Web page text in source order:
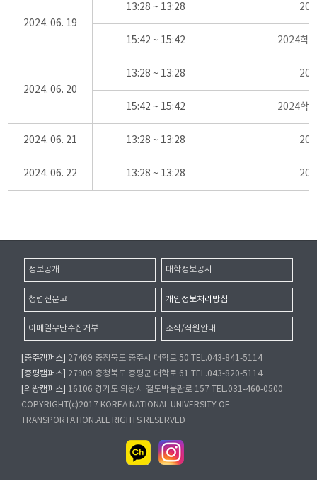
2024. 06. 19
13:28 ~ 13:28
15:42 ~ 15:42 2024학
2024. 06. 20
13:28 ~ 13:28
15:42 ~ 15:42 2024학
2024. 06. 21 13:28 ~ 13:28
2024. 06. 22 13:28 ~ 13:28
정보공개 대학정보공시
청렴신문고 개인정보처리방침
이메일무단수집거부 조직/직원안내
[충주캠퍼스]
27469 충청북도 충주시 대학로 50 TEL.043-841-5114
[증평캠퍼스]
27909 충청북도 증평군 대학로 61 TEL.043-820-5114
[의왕캠퍼스]
16106 경기도 의왕시 철도박물관로 157 TEL.031-460-0500
COPYRIGHT(c)2017 KOREA NATIONAL UNIVERSITY OF
TRANSPORTATION.ALL RIGHTS RESERVED